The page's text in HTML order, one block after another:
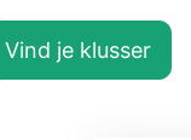
Vind je klusser